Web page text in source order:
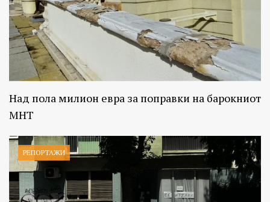
Над пола милион евра за поправки на барокниот
МНТ
РЕПОРТАЖИ